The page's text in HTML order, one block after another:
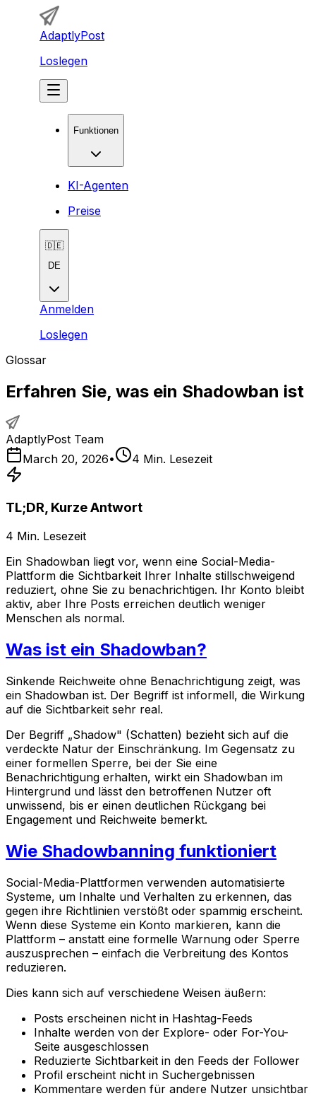
AdaptlyPost
Loslegen
Funktionen
KI-Agenten
Preise
🇩🇪
DE
Anmelden
Loslegen
Glossar
Erfahren Sie, was ein Shadowban ist
AdaptlyPost Team
March 20, 2026• 4 Min. Lesezeit
TL;DR, Kurze Antwort
4 Min. Lesezeit
Ein Shadowban liegt vor, wenn eine Social-Media-
Plattform die Sichtbarkeit Ihrer Inhalte stillschweigend
reduziert, ohne Sie zu benachrichtigen. Ihr Konto bleibt
aktiv, aber Ihre Posts erreichen deutlich weniger
Menschen als normal.
Was ist ein Shadowban?
Sinkende Reichweite ohne Benachrichtigung zeigt, was
ein Shadowban ist. Der Begriff ist informell, die Wirkung
auf die Sichtbarkeit sehr real.
Der Begriff „Shadow" (Schatten) bezieht sich auf die
verdeckte Natur der Einschränkung. Im Gegensatz zu
einer formellen Sperre, bei der Sie eine
Benachrichtigung erhalten, wirkt ein Shadowban im
Hintergrund und lässt den betroffenen Nutzer oft
unwissend, bis er einen deutlichen Rückgang bei
Engagement und Reichweite bemerkt.
Wie Shadowbanning funktioniert
Social-Media-Plattformen verwenden automatisierte
Systeme, um Inhalte und Verhalten zu erkennen, das
gegen ihre Richtlinien verstößt oder spammig erscheint.
Wenn diese Systeme ein Konto markieren, kann die
Plattform – anstatt eine formelle Warnung oder Sperre
auszusprechen – einfach die Verbreitung des Kontos
reduzieren.
Dies kann sich auf verschiedene Weisen äußern:
Posts erscheinen nicht in Hashtag-Feeds
Inhalte werden von der Explore- oder For-You-
Seite ausgeschlossen
Reduzierte Sichtbarkeit in den Feeds der Follower
Profil erscheint nicht in Suchergebnissen
Kommentare werden für andere Nutzer unsichtbar